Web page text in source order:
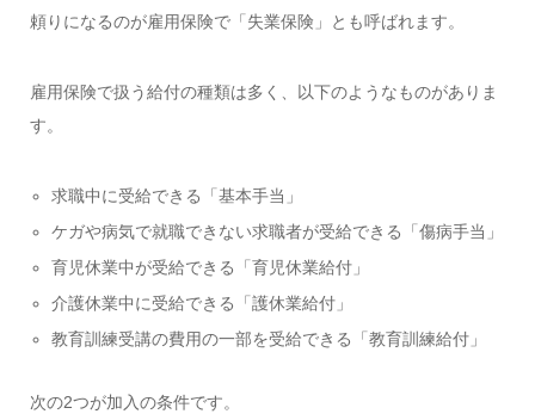
頼りになるのが雇用保険で「失業保険」とも呼ばれます。
雇用保険で扱う給付の種類は多く、以下のようなものがありま
す。
求職中に受給できる「基本手当」
ケガや病気で就職できない求職者が受給できる「傷病手当」
育児休業中が受給できる「育児休業給付」
介護休業中に受給できる「護休業給付」
教育訓練受講の費用の一部を受給できる「教育訓練給付」
次の2つが加入の条件です。